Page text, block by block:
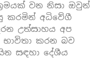
වන නිසා ඔවුන්
කරමින් අධිවේගී
උත්සාහය අප
භාවිතා කරන බව
සඳහා දේශීය